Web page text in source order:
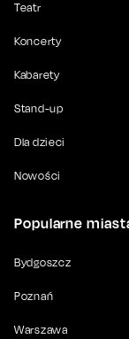
Teatr
Koncerty
Kabarety
Stand-up
Dla dzieci
Nowości
Popularne
Bydgoszcz
Poznań
Warszawa